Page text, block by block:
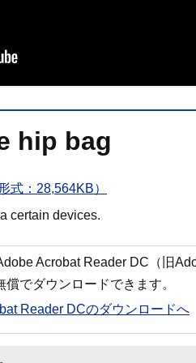
hip bag
式：28,564KB）
certain devices.
Acrobat Reader DC（旧
でダウンロードできます。
Reader DCのダウンロードへ